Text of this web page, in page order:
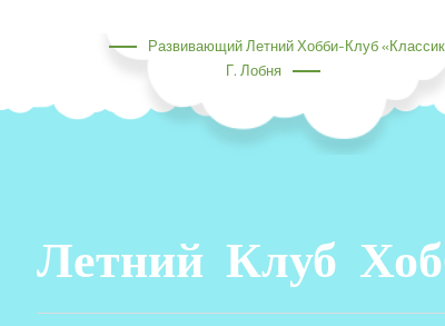
Развивающий Летний Хобби-Клуб
Г. Лобня
Летний Клуб